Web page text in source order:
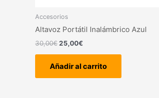
Accesorios
Altavoz Portátil Inalámbrico Azul
30,00€25,00€
Añadir al carrito